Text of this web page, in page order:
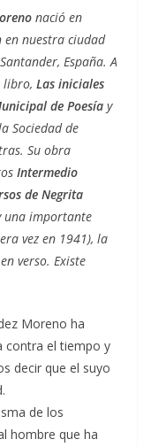
nació en
en nuestra ciudad
España. A
libro, Las iniciales
de Poesía y
Sociedad de
Su obra
Intermedio
de Negrita
una importante
vez en 1941), la
verso. Existe
Moreno ha
contra el tiempo y
decir que el suyo
de los
hombre que ha